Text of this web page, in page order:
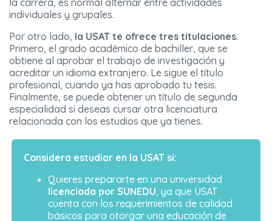
la carrera, es normal alternar entre actividades
individuales y grupales.
Por otro lado, la USAT te ofrece tres titulaciones.
Primero, el grado académico de bachiller, que se
obtiene al aprobar el trabajo de investigación y
acreditar un idioma extranjero. Le sigue el título
profesional, cuando ya has aprobado tu tesis.
Finalmente, se puede obtener un título de segunda
especialidad si deseas cursar otra licenciatura
relacionada con los estudios que ya tienes.
Considera estudiar en la USAT si:
Quieres prepararte en una universidad
licenciada por SUNEDU, ya que USAT
cuenta con los requerimientos de calidad
básicos para otorgar una educación de